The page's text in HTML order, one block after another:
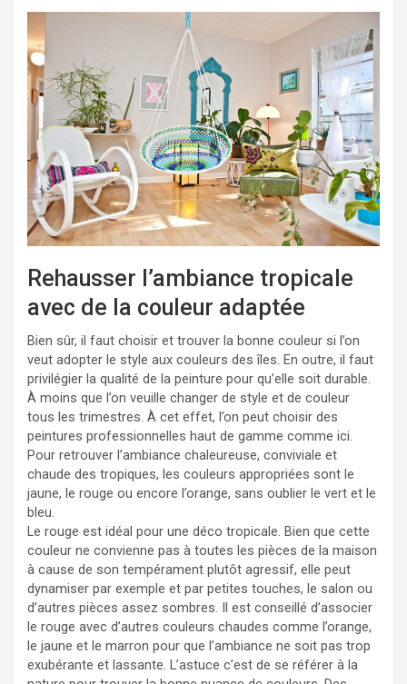
Rehausser l’ambiance tropicale
avec de la couleur adaptée
Bien sûr, il faut choisir et trouver la bonne couleur si l’on
veut adopter le style aux couleurs des îles. En outre, il faut
privilégier la qualité de la peinture pour qu’elle soit durable.
À moins que l’on veuille changer de style et de couleur
tous les trimestres. À cet effet, l’on peut choisir des
peintures professionnelles haut de gamme comme ici.
Pour retrouver l’ambiance chaleureuse, conviviale et
chaude des tropiques, les couleurs appropriées sont le
jaune, le rouge ou encore l’orange, sans oublier le vert et le
bleu.
Le rouge est idéal pour une déco tropicale. Bien que cette
couleur ne convienne pas à toutes les pièces de la maison
à cause de son tempérament plutôt agressif, elle peut
dynamiser par exemple et par petites touches, le salon ou
d’autres pièces assez sombres. Il est conseillé d’associer
le rouge avec d’autres couleurs chaudes comme l’orange,
le jaune et le marron pour que l’ambiance ne soit pas trop
exubérante et lassante. L’astuce c’est de se référer à la